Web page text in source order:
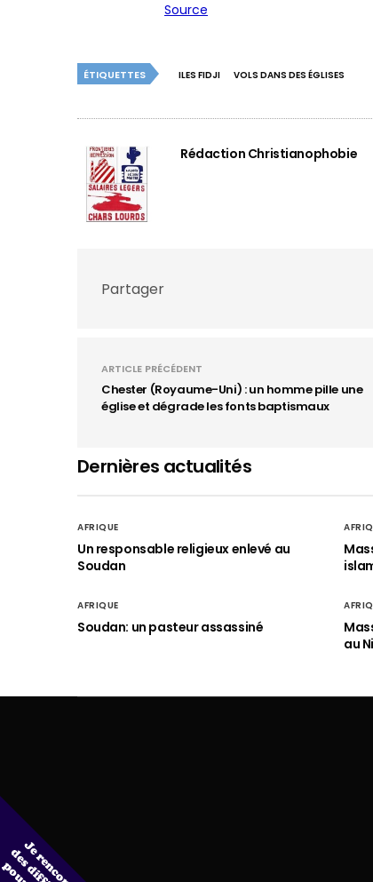
Source
ÉTIQUETTES ILES FIDJI VOLS DANS DES ÉGLISES
Rédaction Christianophobie
Partager
ARTICLE PRÉCÉDENT
Chester (Royaume-Uni) : un homme pille une
église et dégrade les fonts baptismaux
Dernières actualités
AFRIQUE
Un responsable religieux enlevé au
Soudan
AFRIQUE
Soudan: un pasteur assassiné
au